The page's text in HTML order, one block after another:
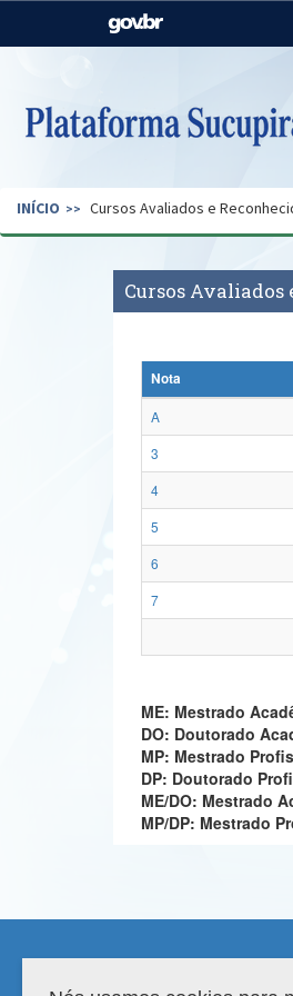
Casa Civil
Pecuária e Abastecimento
Secretaria de Governo
INÍCIO Cursos Avaliados e
Cursos Avaliados
Nota
A
3
4
5
6
7
ME: Mestrado
DO: Doutorado
MP: Mestrado
DP: Doutorado
ME/DO: Mestrado
MP/DP: Mestrado